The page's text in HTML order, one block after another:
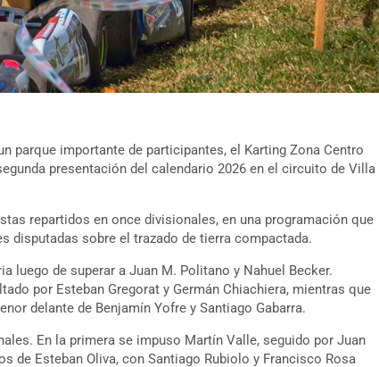
parque importante de participantes, el Karting Zona Centro
presentación del calendario 2026 en el circuito de Villa
repartidos en once divisionales, en una programación que
disputadas sobre el trazado de tierra compactada.
luego de superar a Juan M. Politano y Nahuel Becker.
por Esteban Gregorat y Germán Chiachiera, mientras que
delante de Benjamín Yofre y Santiago Gabarra.
En la primera se impuso Martín Valle, seguido por Juan
de Esteban Oliva, con Santiago Rubiolo y Francisco Rosa